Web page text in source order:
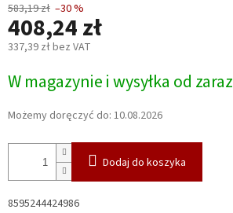
583,19 zł –30 %
408,24 zł
337,39 zł bez VAT
jednostkowa:
W magazynie i wysyłka od zaraz
Możemy doręczyć do: 10.08.2026
Dodaj do koszyka
8595244424986